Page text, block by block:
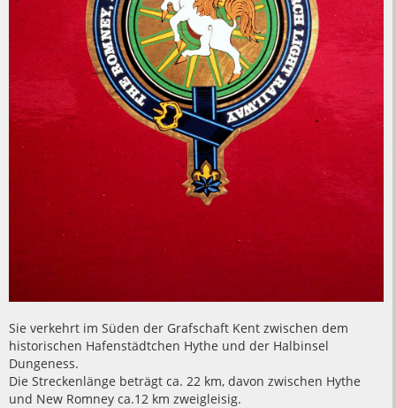
Sie verkehrt im Süden der Grafschaft Kent zwischen dem
historischen Hafenstädtchen Hythe und der Halbinsel
Dungeness.
Die Streckenlänge beträgt ca. 22 km, davon zwischen Hythe
und New Romney ca.12 km zweigleisig.